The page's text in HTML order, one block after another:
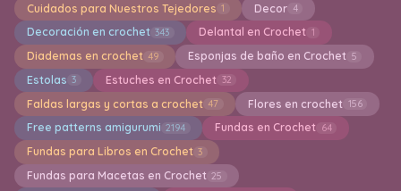
Cuidados para Nuestros Tejedores 1 Decor 4
Decoración en crochet 343 Delantal en Crochet 1
Diademas en crochet 49 Esponjas de baño en Crochet 5
Estolas 3 Estuches en Crochet 32
Faldas largas y cortas a crochet 47 Flores en crochet 156
Free patterns amigurumi 2194 Fundas en Crochet 64
Fundas para Libros en Crochet 3
Fundas para Macetas en Crochet 25